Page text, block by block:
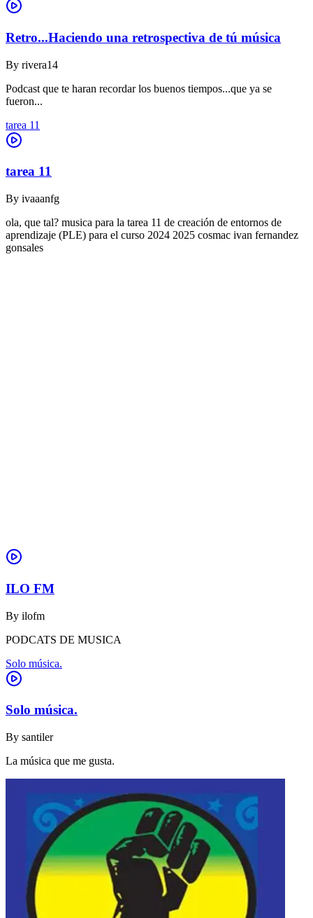
Retro...Haciendo una retrospectiva de tú música
By rivera14
Podcast que te haran recordar los buenos tiempos...que ya se
fueron...
tarea 11
tarea 11
By ivaaanfg
ola, que tal? musica para la tarea 11 de creación de entornos de
aprendizaje (PLE) para el curso 2024 2025 cosmac ivan fernandez
gonsales
ILO FM
By ilofm
PODCATS DE MUSICA
Solo música.
Solo música.
By santiler
La música que me gusta.